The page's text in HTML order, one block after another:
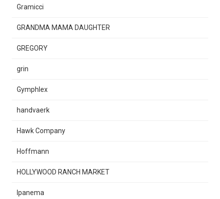
Gramicci
GRANDMA MAMA DAUGHTER
GREGORY
grin
Gymphlex
handvaerk
Hawk Company
Hoffmann
HOLLYWOOD RANCH MARKET
Ipanema